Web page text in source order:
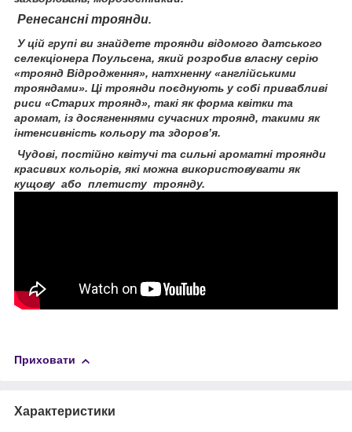
Ренесансні троянди.
У цій групі ви знайдете троянди відомого датського
селекціонера Поульсена, який розробив власну серію
«троянд Відродження», натхненну «англійськими
трояндами». Ці троянди поєднують у собі привабливі
риси «Старих троянд», такі як форма квітки та
аромат, із досягненнями сучасних троянд, такими як
інтенсивність кольору та здоров’я.
Чудові, постійно квітучі та сильні ароматні троянди
красивих кольорів, які можна використовувати як
кущову або плетисту троянду.
Приховати
Характеристики